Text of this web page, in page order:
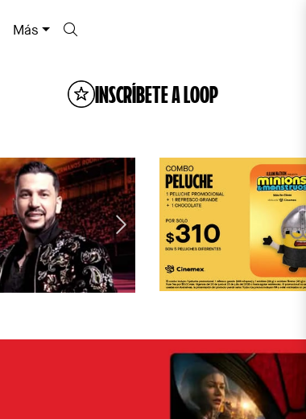
Más
INSCRÍBETE A LOOP